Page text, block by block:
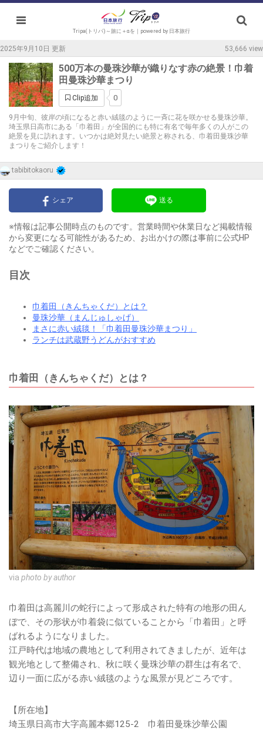
Tripa(トリパ)～旅に＋αを｜powered by 日本旅行
2025年9月10日 更新 53,666 view
500万本の曼珠沙華が織りなす赤の絶景！巾着
田曼珠沙華まつり
Clip追加 0
9月中旬、彼岸の頃になると赤い絨毯のように一斉に花を咲かせる曼珠沙華。
埼玉県日高市にある「巾着田」が全国的にも特に有名で毎年多くの人がこの
絶景を見に訪れます。いつかは絶対見たい絶景と称される、巾着田曼珠沙華
まつりをご紹介します！
tabibitokaoru
シェア 送る
※情報は記事公開時点のものです。営業時間や休業日など掲載情報
から変更になる可能性があるため、お出かけの際は事前に公式HP
などでご確認ください。
目次
巾着田（きんちゃくだ）とは？
曼珠沙華（まんじゅしゃげ）
まさに赤い絨毯！「巾着田曼珠沙華まつり」
ランチは武蔵野うどんがおすすめ
巾着田（きんちゃくだ）とは？
via photo by author
巾着田は高麗川の蛇行によって形成された特有の地形の田ん
ぼで、その形状が巾着袋に似ていることから「巾着田」と呼
ばれるようになりました。
江戸時代は地域の農地として利用されてきましたが、近年は
観光地として整備され、秋に咲く曼珠沙華の群生は有名で、
辺り一面に広がる赤い絨毯のような風景が見どころです。
【所在地】
埼玉県日高市大字高麗本郷125-2 巾着田曼珠沙華公園